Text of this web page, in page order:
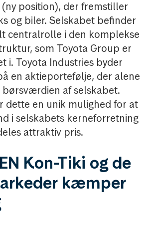
position), der fremstiller
og biler. Selskabet befinder
centralrolle i den komplekse
som Toyota Group er
i. Toyota Industries byder
en aktieportefølje, der alene
børsværdien af selskabet.
dette en unik mulighed for at
i selskabets kerneforretning
attraktiv pris.
Kon-Tiki og de
kæmper